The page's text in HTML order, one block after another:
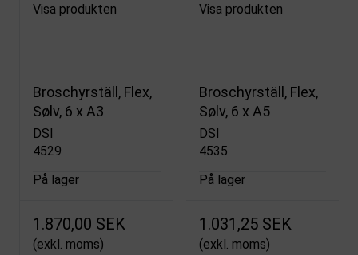
Visa produkten
Visa produkten
Broschyrställ, Flex,
Sølv, 6 x A3
DSI
4529
På lager
1.870,00 SEK
(exkl. moms)
Broschyrställ, Flex,
Sølv, 6 x A5
DSI
4535
På lager
1.031,25 SEK
(exkl. moms)